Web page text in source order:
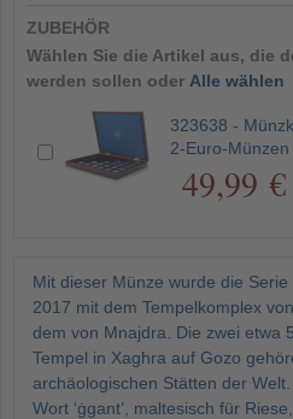
ZUBEHÖR
Wählen Sie die Artikel aus, die
werden sollen oder Alle wählen
323638 -
2-Euro-
49,99 €
Mit dieser Münze wurde die
2017 mit dem Tempelkomplex
dem von Mnajdra. Die zwei etwa
Tempel in Xaghra auf Gozo
archäologischen Stätten der
Wort ‘ġgant’, maltesisch für